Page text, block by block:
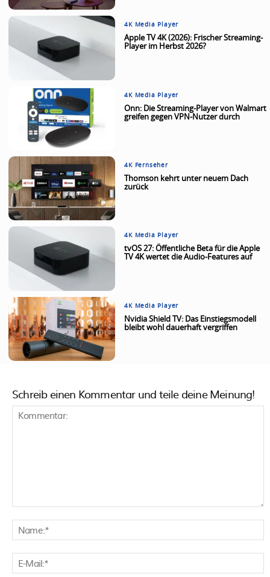
4K Media Player
Apple TV 4K (2026): Frischer Streaming-
Player im Herbst 2026?
4K Media Player
Onn: Die Streaming-Player von Walmart
greifen gegen VPN-Nutzer durch
4K Fernseher
Thomson kehrt unter neuem Dach
zurück
4K Media Player
tvOS 27: Öffentliche Beta für die Apple
TV 4K wertet die Audio-Features auf
4K Media Player
Nvidia Shield TV: Das Einstiegsmodell
bleibt wohl dauerhaft vergriffen
Schreib einen Kommentar und teile deine Meinung!